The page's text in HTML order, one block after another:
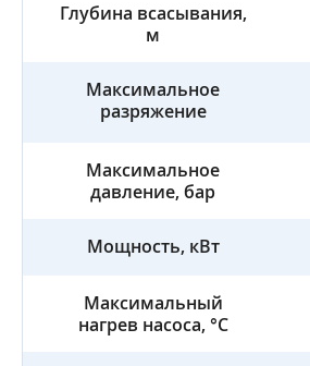
Глубина всасывания,
м
Максимальное
разряжение
Максимальное
давление, бар
Мощность, кВт
Максимальный
нагрев насоса, °С